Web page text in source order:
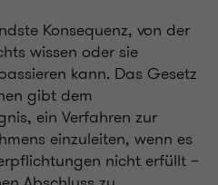
Konsequenz, von der
wissen oder sie
kann. Das Gesetz
gibt dem
ein Verfahren zur
einzuleiten, wenn es
nicht erfüllt –